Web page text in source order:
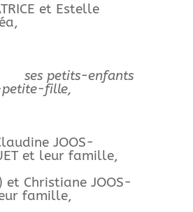
et Estelle
ses petits-enfants
fille,
JOOS-
et leur famille,
et Christiane JOOS-
famille,